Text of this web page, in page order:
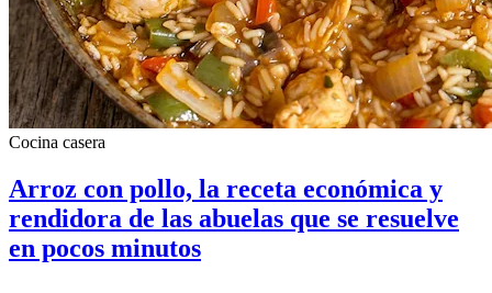
Cocina casera
Arroz con pollo, la receta económica y
rendidora de las abuelas que se resuelve
en pocos minutos